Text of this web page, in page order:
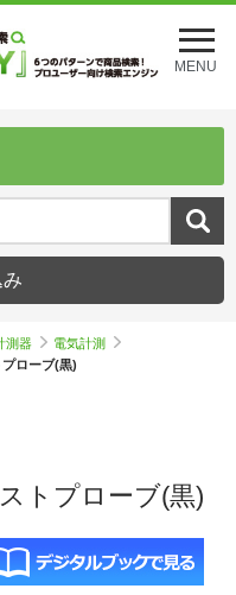
メ
ニ
ュ
を
MENU
測器
電気計測
ローブ(黒)
トプローブ(黒)